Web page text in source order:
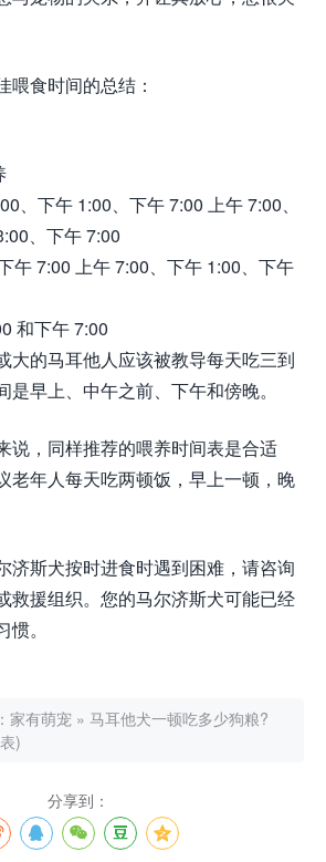
喂食时间的总结：
、下午 1:00、下午 7:00 上午 7:00、
、下午 7:00
午 7:00 上午 7:00、下午 1:00、下午
和下午 7:00
大的马耳他人应该被教导每天吃三到
是早上、中午之前、下午和傍晚。
说，同样推荐的喂养时间表是合适
老年人每天吃两顿饭，早上一顿，晚
济斯犬按时进食时遇到困难，请咨询
救援组织。您的马尔济斯犬可能已经
。
家有萌宠 » 马耳他犬一顿吃多少狗粮?
)
分享到：